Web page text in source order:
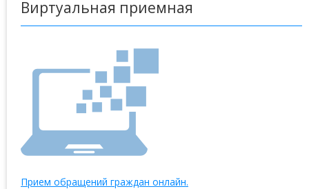
Виртуальная приемная
Прием обращений граждан онлайн.